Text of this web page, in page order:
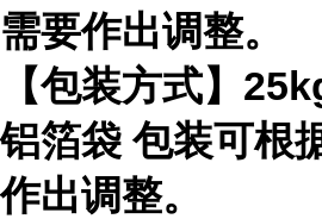
需要作出调整。
【包装方式】
铝箔袋 包装可根
作出调整。